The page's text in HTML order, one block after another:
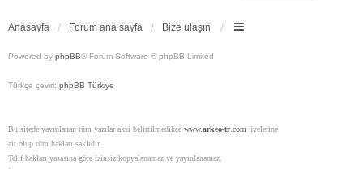
Anasayfa Forum ana sayfa Bize ulaşın
Powered by phpBB® Forum Software © phpBB Limited
Türkçe çeviri: phpBB Türkiye
Bu sitede yayınlanan tüm yazılar aksi belirtilmedikçe www.arkeo-tr.com üyelerine
ait olup tüm hakları saklıdır.
Telif hakları yasasına göre izinsiz kopyalanamaz ve yayınlanamaz.